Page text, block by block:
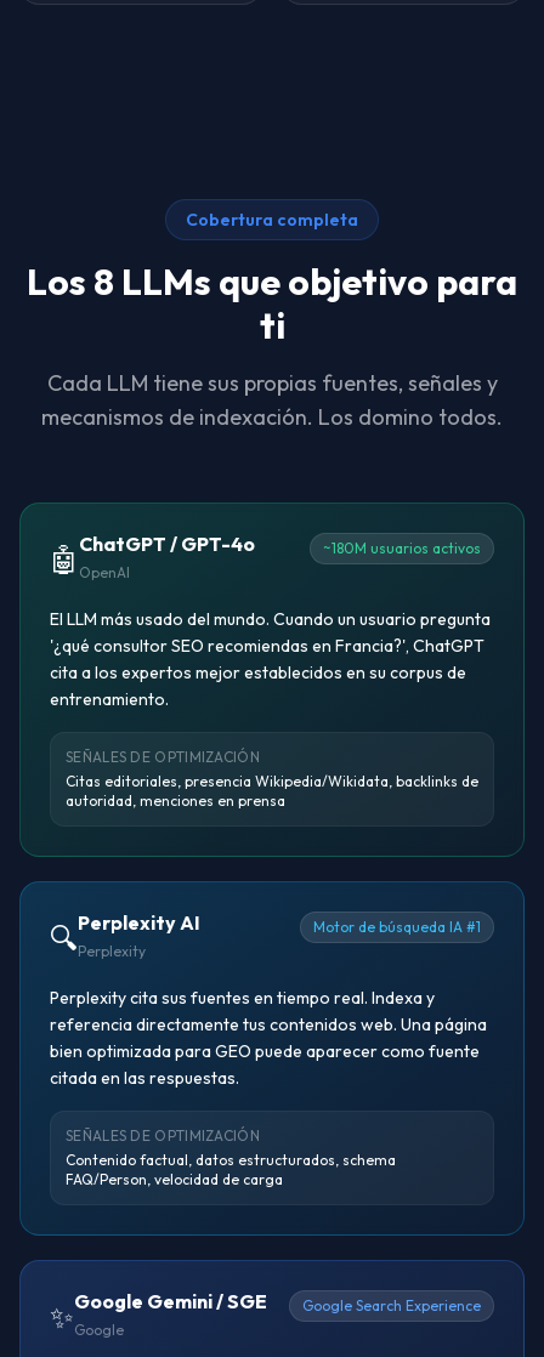
Cobertura completa
Los 8 LLMs que objetivo para
ti
Cada LLM tiene sus propias fuentes, señales y
mecanismos de indexación. Los domino todos.
🤖 ChatGPT / GPT-4o
OpenAI
~180M usuarios activos
El LLM más usado del mundo. Cuando un usuario pregunta
'¿qué consultor SEO recomiendas en Francia?', ChatGPT
cita a los expertos mejor establecidos en su corpus de
entrenamiento.
SEÑALES DE OPTIMIZACIÓN
Citas editoriales, presencia Wikipedia/Wikidata, backlinks de
autoridad, menciones en prensa
🔍Perplexity AI
Perplexity
Motor de búsqueda IA #1
Perplexity cita sus fuentes en tiempo real. Indexa y
referencia directamente tus contenidos web. Una página
bien optimizada para GEO puede aparecer como fuente
citada en las respuestas.
SEÑALES DE OPTIMIZACIÓN
Contenido factual, datos estructurados, schema
FAQ/Person, velocidad de carga
✨Google Gemini / SGE
Google
Google Search Experience